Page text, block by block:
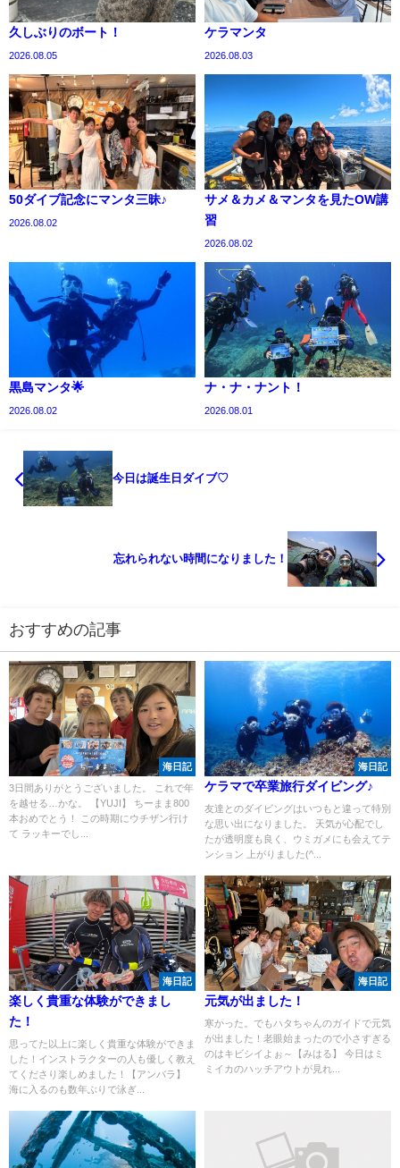
久しぶりのボート！
2026.08.05
ケラマンタ
2026.08.03
50ダイブ記念にマンタ三昧♪
2026.08.02
サメ＆カメ＆マンタを見たOW講
習
2026.08.02
黒島マンタ🌟
2026.08.02
ナ・ナ・ナント！
2026.08.01
今日は誕生日ダイブ♡
忘れられない時間になりました！
おすすめの記事
海日記
3日間ありがとうございました。 これで年
を越せる…かな。 【YUJI】 ちーまま800
本おめでとう！ この時期にウチザン行け
て ラッキーでし...
海日記
ケラマで卒業旅行ダイビング♪
友達とのダイビングはいつもと違って特別
な思い出になりました。 天気が心配でし
たが透明度も良く、ウミガメにも会えてテ
ンション 上がりました(^...
海日記
楽しく貴重な体験ができまし
た！
思ってた以上に楽しく貴重な体験ができま
した！インストラクターの人も優しく教え
てくださり楽しめました！【アンバラ】
海に入るのも数年ぶりで泳ぎ...
海日記
元気が出ました！
寒かった。でもハタちゃんのガイドで元気
が出ました！老眼始まったので小さすぎる
のはキビシイよぉ～【みはる】 今日はミ
ミイカのハッチアウトが見れ...